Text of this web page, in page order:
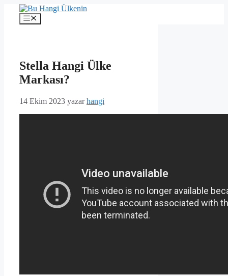
İçeriğe
Menü
Stella Hangi Ülke
Markası?
14 Ekim 2023 yazarhangi